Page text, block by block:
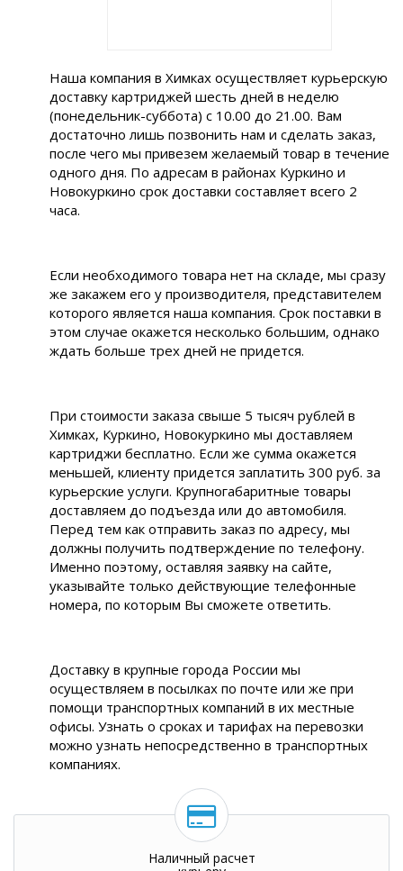
Наша компания в Химках осуществляет курьерскую
доставку картриджей шесть дней в неделю
(понедельник-суббота) с 10.00 до 21.00. Вам
достаточно лишь позвонить нам и сделать заказ,
после чего мы привезем желаемый товар в течение
одного дня. По адресам в районах Куркино и
Новокуркино срок доставки составляет всего 2
часа.
Если необходимого товара нет на складе, мы сразу
же закажем его у производителя, представителем
которого является наша компания. Срок поставки в
этом случае окажется несколько большим, однако
ждать больше трех дней не придется.
При стоимости заказа свыше 5 тысяч рублей в
Химках, Куркино, Новокуркино мы доставляем
картриджи бесплатно. Если же сумма окажется
меньшей, клиенту придется заплатить 300 руб. за
курьерские услуги. Крупногабаритные товары
доставляем до подъезда или до автомобиля.
Перед тем как отправить заказ по адресу, мы
должны получить подтверждение по телефону.
Именно поэтому, оставляя заявку на сайте,
указывайте только действующие телефонные
номера, по которым Вы сможете ответить.
Доставку в крупные города России мы
осуществляем в посылках по почте или же при
помощи транспортных компаний в их местные
офисы. Узнать о сроках и тарифах на перевозки
можно узнать непосредственно в транспортных
компаниях.
Наличный расчет